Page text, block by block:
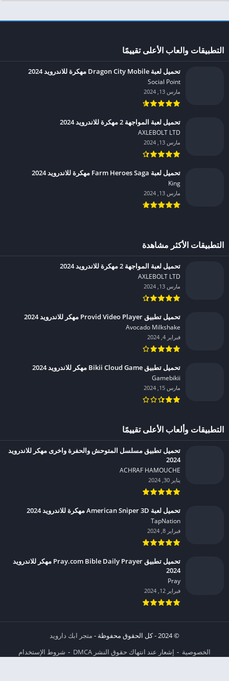
التطبيقات والعاب الأعلى تقييمًا
تحميل لعبة Dragon City Mobile مهكرة للاندرويد 2024
Social Point‏
مارس 13, 2024
تحميل لعبة المواجهة 2 مهكرة للاندرويد 2024
AXLEBOLT LTD‏
مارس 13, 2024
تحميل لعبة Farm Heroes Saga مهكرة للاندرويد 2024
King‏
مارس 13, 2024
التطبيقات الأكثر مشاهدة
تحميل لعبة المواجهة 2 مهكرة للاندرويد 2024
AXLEBOLT LTD‏
مارس 13, 2024
تحميل تطبيق Provid Video Player مهكر للاندرويد 2024
Avocado Milkshake‏
فبراير 4, 2024
تحميل تطبيق Bikii Cloud Game مهكر للاندرويد 2024
Gamebikii‏
مارس 15, 2024
التطبيقات وألعاب الأعلى تقييمًا
تحميل تطبيق مسلسل المتوحش والحفرة واخرى مهكر للاندرويد
2024
ACHRAF HAMOUCHE‏
يناير 30, 2024
تحميل لعبة American Sniper 3D مهكرة للاندرويد 2024
TapNation‏
فبراير 8, 2024
تحميل تطبيق Pray.com Bible Daily Prayer مهكر للاندرويد
2024
Pray‏
فبراير 12, 2024
© 2024 - كل الحقوق محفوظة -
متجر ابك دارويد
الخصوصية
إشعار عند انتهاك حقوق النشر DMCA
شروط الإستخدام